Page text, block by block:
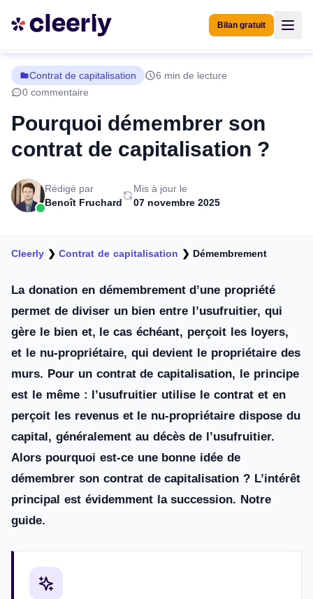
Bilan gratuit
Contrat de capitalisation
6 min de lecture
0 commentaire
Pourquoi démembrer son
contrat de capitalisation ?
Rédigé par
Benoît Fruchard
Mis à jour le
07 novembre 2025
Cleerly ❯Contrat de capitalisation ❯ Démembrement
La donation en démembrement d’une propriété
permet de diviser un bien entre l’usufruitier, qui
gère le bien et, le cas échéant, perçoit les loyers,
et le nu-propriétaire, qui devient le propriétaire des
murs. Pour un contrat de capitalisation, le principe
est le même : l’usufruitier utilise le contrat et en
perçoit les revenus et le nu-propriétaire dispose du
capital, généralement au décès de l’usufruitier.
Alors pourquoi est-ce une bonne idée de
démembrer son contrat de capitalisation ? L’intérêt
principal est évidemment la succession. Notre
guide.